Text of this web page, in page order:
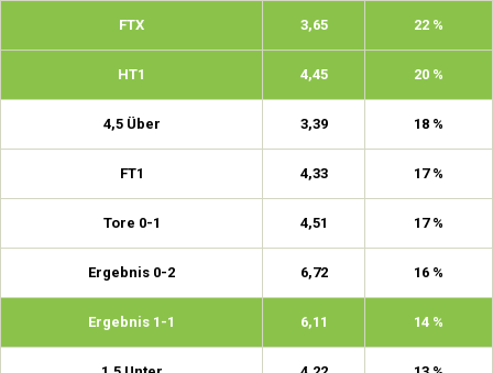
FTX 3,65 22 %
HT1 4,45 20 %
4,5 Über 3,39 18 %
FT1 4,33 17 %
Tore 0-1 4,51 17 %
Ergebnis 0-2 6,72 16 %
Ergebnis 1-1 6,11 14 %